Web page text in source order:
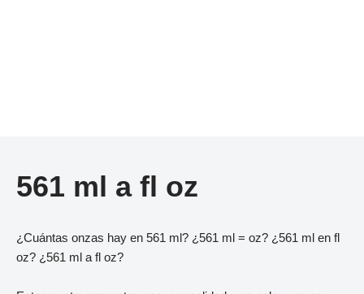
561 ml a fl oz
¿Cuántas onzas hay en 561 ml? ¿561 ml = oz? ¿561 ml en fl
oz? ¿561 ml a fl oz?